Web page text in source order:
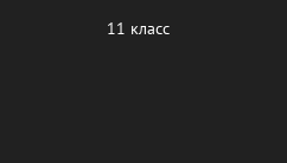
11 класс